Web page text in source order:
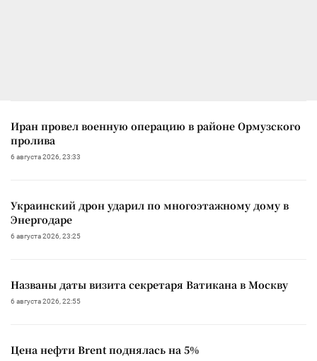
Иран провел военную операцию в районе Ормузского
пролива
6 августа 2026, 23:33
Украинский дрон ударил по многоэтажному дому в
Энергодаре
6 августа 2026, 23:25
Названы даты визита секретаря Ватикана в Москву
6 августа 2026, 22:55
Цена нефти Brent поднялась на 5%